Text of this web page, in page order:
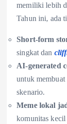
memiliki lebih
Tahun ini, ada
Short-form
singkat dan
AI-generated
untuk
skenario.
Meme lokal
komunitas kecil